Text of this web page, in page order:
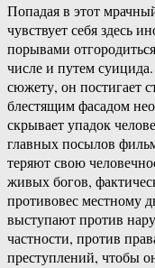
Попадая в этот
чувствует себя здесь
порывами
числе и путем
сюжету, он постигает
блестящим фасадом
скрывает упадок
главных посылов
теряют свою
живых богов,
противовес местному
выступают против
частности, против
преступлений, чтобы